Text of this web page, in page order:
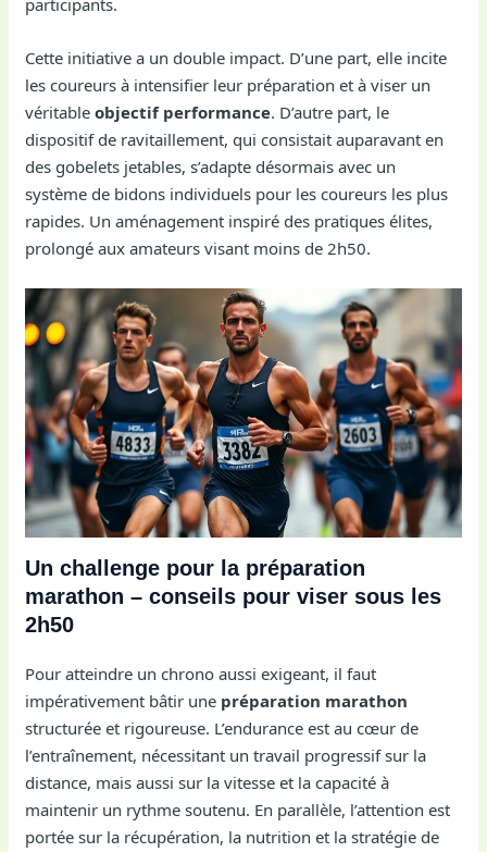
Cette initiative a un double impact. D’une part, elle incite
les coureurs à intensifier leur préparation et à viser un
véritableobjectif performance. D’autre part, le
dispositif de ravitaillement, qui consistait auparavant en
des gobelets jetables, s’adapte désormais avec un
système de bidons individuels pour les coureurs les plus
rapides. Un aménagement inspiré des pratiques élites,
prolongé aux amateurs visant moins de 2h50.
Un challenge pour la préparation
marathon – conseils pour viser sous les
2h50
Pour atteindre un chrono aussi exigeant, il faut
impérativement bâtir une préparation marathon
structurée et rigoureuse. L’endurance est au cœur de
l’entraînement, nécessitant un travail progressif sur la
distance, mais aussi sur la vitesse et la capacité à
maintenir un rythme soutenu. En parallèle, l’attention est
portée sur la récupération, la nutrition et la stratégie de